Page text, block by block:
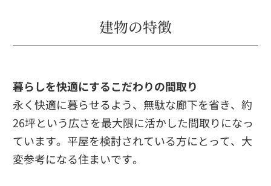
建物の特徴
暮らしを快適にするこだわりの間取り
永く快適に暮らせるよう、無駄な廊下を省き、約
26坪という広さを最大限に活かした間取りになっ
ています。平屋を検討されている方にとって、大
変参考になる住まいです。